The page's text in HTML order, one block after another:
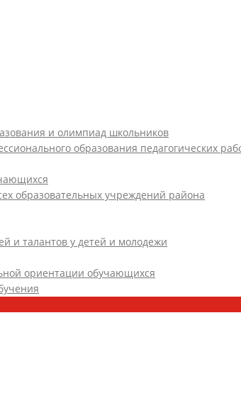
и олимпиад школьников
образования педагогических
образовательных учреждений района
и талантов у детей и молодежи
ориентации обучающихся